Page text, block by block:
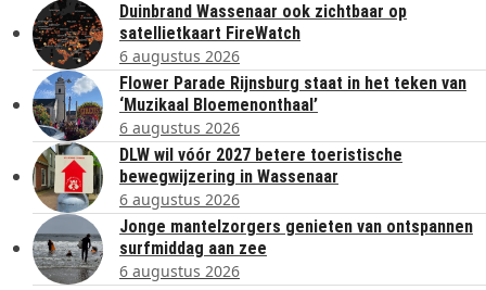
Duinbrand Wassenaar ook zichtbaar op
satellietkaart FireWatch
6 augustus 2026
Flower Parade Rijnsburg staat in het teken van
‘Muzikaal Bloemenonthaal’
6 augustus 2026
DLW wil vóór 2027 betere toeristische
bewegwijzering in Wassenaar
6 augustus 2026
Jonge mantelzorgers genieten van ontspannen
surfmiddag aan zee
6 augustus 2026